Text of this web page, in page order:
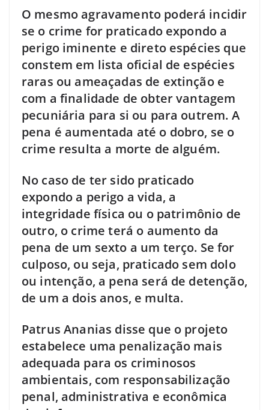
O mesmo agravamento poderá incidir
se o crime for praticado expondo a
perigo iminente e direto espécies que
constem em lista oficial de espécies
raras ou ameaçadas de extinção e
com a finalidade de obter vantagem
pecuniária para si ou para outrem. A
pena é aumentada até o dobro, se o
crime resulta a morte de alguém.
No caso de ter sido praticado
expondo a perigo a vida, a
integridade física ou o patrimônio de
outro, o crime terá o aumento da
pena de um sexto a um terço. Se for
culposo, ou seja, praticado sem dolo
ou intenção, a pena será de detenção,
de um a dois anos, e multa.
Patrus Ananias disse que o projeto
estabelece uma penalização mais
adequada para os criminosos
ambientais, com responsabilização
penal, administrativa e econômica